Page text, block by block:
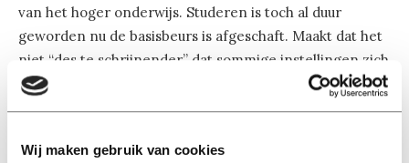
Wij maken gebruik van cookies
van het hoger onderwijs. Studeren is toch al duur
geworden nu de basisbeurs is afgeschaft. Maakt dat het
niet “des te schrijnender” dat sommige instellingen zich
nog steeds niet aan de wettelijke voorschriften houden,
wilde hij van de minister weten.
Maar Van Engelshoven is lid van D66, een van de